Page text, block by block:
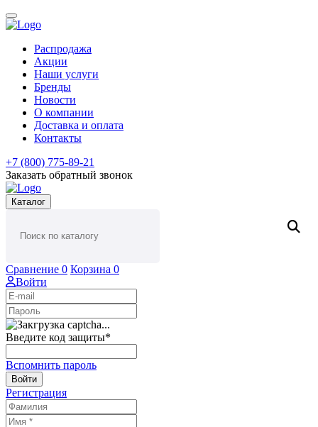
Распродажа
Акции
Наши услуги
Бренды
Новости
О компании
Доставка и оплата
Контакты
+7 (800) 775-89-21
Заказать обратный звонок
Каталог
Сравнение 0 Корзина 0
Войти
Введите код защиты*
Вспомнить пароль
Войти
Регистрация